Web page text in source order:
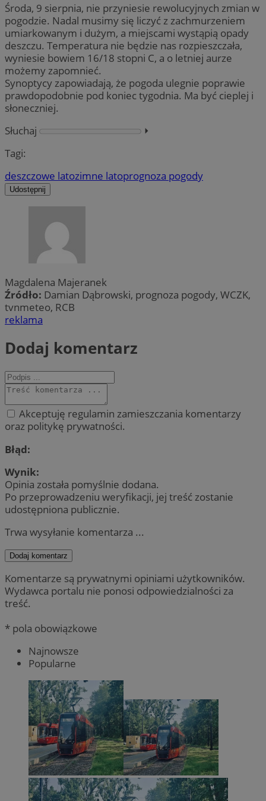
Środa, 9 sierpnia, nie przyniesie rewolucyjnych zmian w
pogodzie. Nadal musimy się liczyć z zachmurzeniem
umiarkowanym i dużym, a miejscami wystąpią opady
deszczu. Temperatura nie będzie nas rozpieszczała,
wyniesie bowiem 16/18 stopni C, a o letniej aurze
możemy zapomnieć.
Synoptycy zapowiadają, że pogoda ulegnie poprawie
prawdopodobnie pod koniec tygodnia. Ma być cieplej i
słoneczniej.
Słuchaj
⏵︎
Tagi:
deszczowe latozimne latoprognoza pogody
Udostępnij
Magdalena Majeranek
Źródło: Damian Dąbrowski, prognoza pogody, WCZK,
tvnmeteo, RCB
reklama
Dodaj komentarz
Akceptuję regulamin zamieszczania komentarzy
oraz politykę prywatności.
Błąd:
Wynik:
Opinia została pomyślnie dodana.
Po przeprowadzeniu weryfikacji, jej treść zostanie
udostępniona publicznie.
Trwa wysyłanie komentarza ...
Dodaj komentarz
Komentarze są prywatnymi opiniami użytkowników.
Wydawca portalu nie ponosi odpowiedzialności za
treść.
* pola obowiązkowe
Najnowsze
Popularne